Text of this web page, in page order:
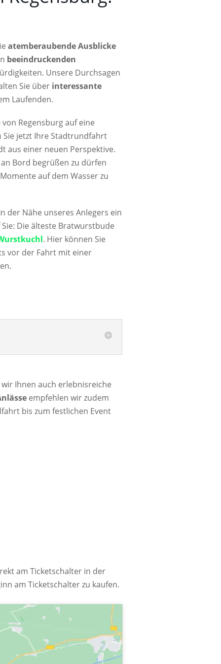
atemberaubende Ausblicke
beeindruckenden
Unsere Durchsagen
Sie über interessante
Laufenden.
Regensburg auf eine
Sie jetzt Ihre Stadtrundfahrt
aus einer neuen Perspektive.
Bord begrüßen zu dürfen
auf dem Wasser zu
der Nähe unseres Anlegers ein
Sie: Die älteste Bratwurstbude
. Hier können Sie
vor der Fahrt mit einer
Ihnen auch erlebnisreiche
empfehlen wir zudem
bis zum festlichen Event
am Ticketschalter in der
am Ticketschalter zu kaufen.